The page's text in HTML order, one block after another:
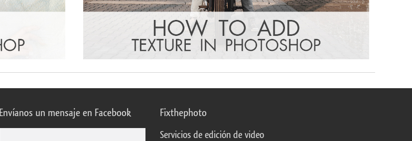
Envíanos un mensaje en Facebook Fixthephoto
Servicios de edición de video